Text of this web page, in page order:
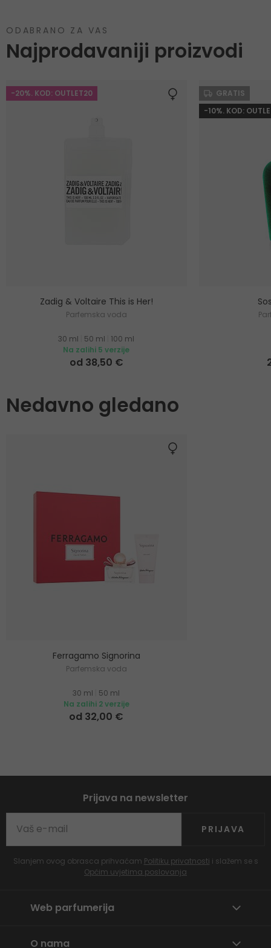
ODABRANO ZA VAS
Najprodavaniji proizvodi
-20%. KOD: OUTLET20
Zadig & Voltaire This is Her!
Parfemska voda
30 ml 50 ml
100 ml
Na zalihi 5 verzije
od 38,50 €
GRATIS
-10%. KOD:
Nedavno gledano
Ferragamo Signorina
Parfemska voda
30 ml
50 ml
Na zalihi 2 verzije
od 32,00 €
Prijava na newsletter
PRIJAVA
Slanjem ovog obrasca prihvaćam Politiku privatnosti i slažem se s
Općim uvjetima poslovanja
Web parfumerija
O nama